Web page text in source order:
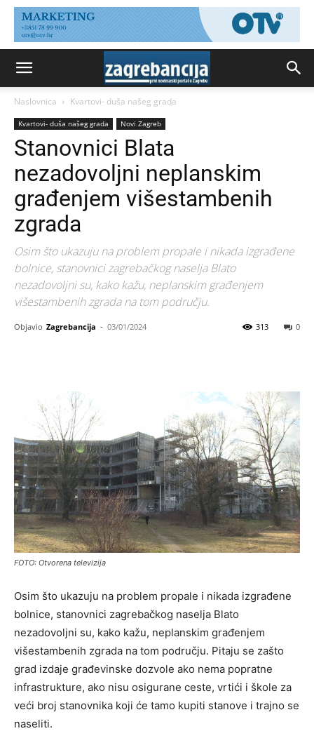
Naslovnica Kvartovi- duša našeg grada
Kvartovi- duša našeg grada Novi Zagreb
Stanovnici Blata
nezadovoljni neplanskim
građenjem višestambenih
zgrada
Osim što ukazuju na problem propale i nikada izgrađene
bolnice, stanovnici zagrebačkog naselja Blato
nezadovoljni su, kako kažu, neplanskim građenjem
višestambenih zgrada na tom području.
Objavio Zagrebancija - 03/01/2024 0
313
FOTO: Otvorena televizija
Osim što ukazuju na problem propale i nikada izgrađene
bolnice, stanovnici zagrebačkog naselja Blato
nezadovoljni su, kako kažu, neplanskim građenjem
višestambenih zgrada na tom području. Pitaju se zašto
grad izdaje građevinske dozvole ako nema popratne
infrastrukture, ako nisu osigurane ceste, vrtići i škole za
veći broj stanovnika koji će tamo kupiti stanove i trajno se
naseliti.